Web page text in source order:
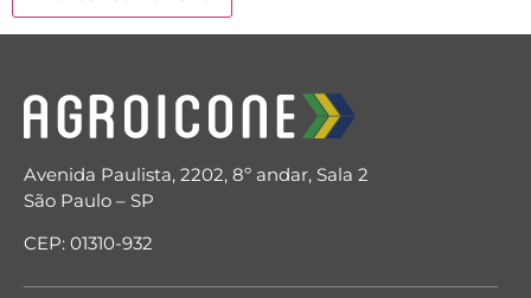
Avenida Paulista, 2202, 8º andar, Sala 2
São Paulo – SP
CEP: 01310-932